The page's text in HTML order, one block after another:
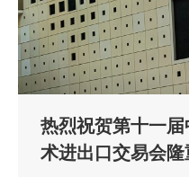
热烈祝贺第十一
术进出口交易会